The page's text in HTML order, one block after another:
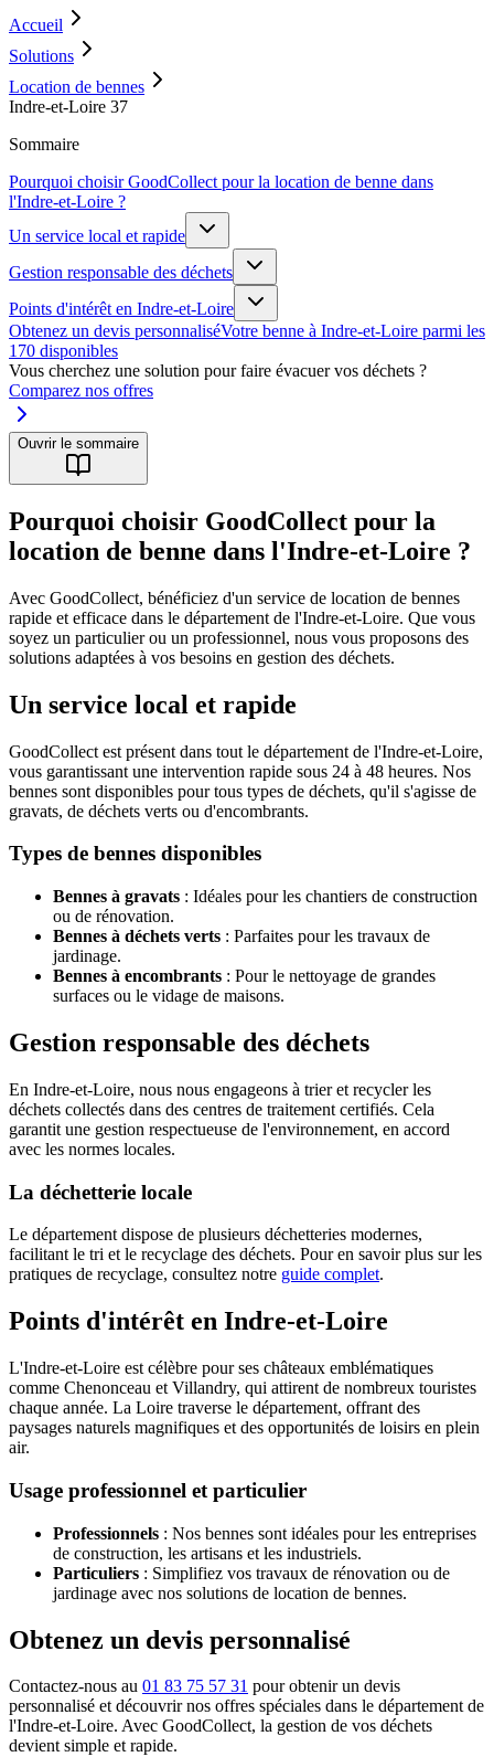
Accueil
Solutions
Location de bennes
Indre-et-Loire 37
Sommaire
Pourquoi choisir GoodCollect pour la location de benne dans
l'Indre-et-Loire ?
Un service local et rapide
Gestion responsable des déchets
Points d'intérêt en Indre-et-Loire
Obtenez un devis personnaliséVotre benne à Indre-et-Loire parmi les
170 disponibles
Vous cherchez une solution pour faire évacuer vos déchets ?
Comparez nos offres
Ouvrir le sommaire
Pourquoi choisir GoodCollect pour la
location de benne dans l'Indre-et-Loire ?
Avec GoodCollect, bénéficiez d'un service de location de bennes
rapide et efficace dans le département de l'Indre-et-Loire. Que vous
soyez un particulier ou un professionnel, nous vous proposons des
solutions adaptées à vos besoins en gestion des déchets.
Un service local et rapide
GoodCollect est présent dans tout le département de l'Indre-et-Loire,
vous garantissant une intervention rapide sous 24 à 48 heures. Nos
bennes sont disponibles pour tous types de déchets, qu'il s'agisse de
gravats, de déchets verts ou d'encombrants.
Types de bennes disponibles
Bennes à gravats : Idéales pour les chantiers de construction
ou de rénovation.
Bennes à déchets verts : Parfaites pour les travaux de
jardinage.
Bennes à encombrants : Pour le nettoyage de grandes
surfaces ou le vidage de maisons.
Gestion responsable des déchets
En Indre-et-Loire, nous nous engageons à trier et recycler les
déchets collectés dans des centres de traitement certifiés. Cela
garantit une gestion respectueuse de l'environnement, en accord
avec les normes locales.
La déchetterie locale
Le département dispose de plusieurs déchetteries modernes,
facilitant le tri et le recyclage des déchets. Pour en savoir plus sur les
pratiques de recyclage, consultez notre guide complet.
Points d'intérêt en Indre-et-Loire
L'Indre-et-Loire est célèbre pour ses châteaux emblématiques
comme Chenonceau et Villandry, qui attirent de nombreux touristes
chaque année. La Loire traverse le département, offrant des
paysages naturels magnifiques et des opportunités de loisirs en plein
air.
Usage professionnel et particulier
Professionnels : Nos bennes sont idéales pour les entreprises
de construction, les artisans et les industriels.
Particuliers : Simplifiez vos travaux de rénovation ou de
jardinage avec nos solutions de location de bennes.
Obtenez un devis personnalisé
Contactez-nous au 01 83 75 57 31 pour obtenir un devis
personnalisé et découvrir nos offres spéciales dans le département de
l'Indre-et-Loire. Avec GoodCollect, la gestion de vos déchets
devient simple et rapide.